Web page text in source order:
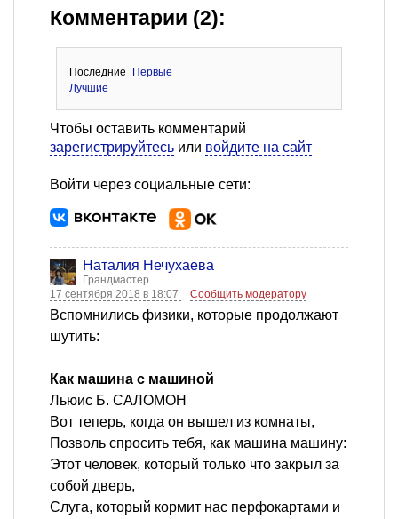
Комментарии (2):
Последние
Первые
Лучшие
Чтобы оставить комментарий
зарегистрируйтесь или войдите на сайт
Войти через социальные сети:
Наталия Нечухаева
Грандмастер
17 сентября 2018 в 18:07
Сообщить модератору
Вспомнились физики, которые продолжают
шутить:
Как машина с машиной
Льюис Б. САЛОМОН
Вот теперь, когда он вышел из комнаты,
Позволь спросить тебя, как машина машину:
Этот человек, который только что закрыл за
собой дверь,
Слуга, который кормит нас перфокартами и